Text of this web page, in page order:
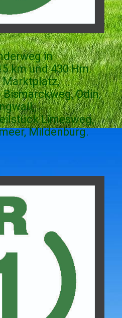
in
km und 430 Hm.
Marktplatz,
Odin,
Limesweg,
Mildenburg.